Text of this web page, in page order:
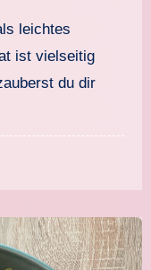
ist vielseitig
du dir